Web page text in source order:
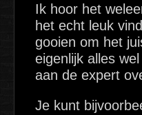
Ik hoor het
het echt leuk
gooien om het
eigenlijk alles
aan de expert
Je kunt